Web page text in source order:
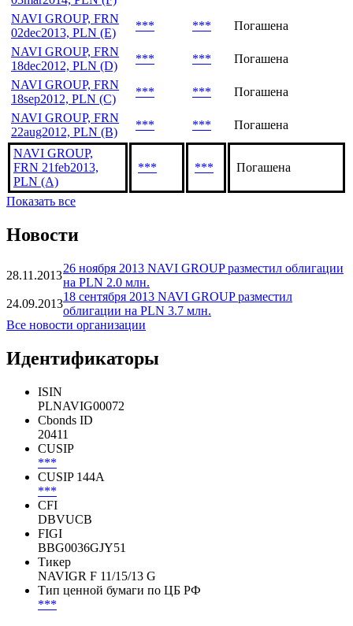
NAVI GROUP, FRN
02dec2013, PLN (E)
*** ***
Погашена
NAVI GROUP, FRN
18dec2012, PLN (D)
*** ***
Погашена
NAVI GROUP, FRN
18sep2012, PLN (C)
*** ***
Погашена
NAVI GROUP, FRN
22aug2012, PLN (B)
*** *** Погашена
NAVI GROUP,
FRN 21feb2013,
PLN (A)
*** *** Погашена
Показать все
Новости
28.11.2013
26 ноября 2013 NAVI GROUP разместил облигации
на PLN 2.0 млн.
24.09.2013
18 сентября 2013 NAVI GROUP разместил
облигации на PLN 3.7 млн.
Все новости организации
Идентификаторы
ISIN
PLNAVIG00072
Cbonds ID
20411
CUSIP
***
CUSIP 144A
***
CFI
DBVUCB
FIGI
BBG0036GJY51
Тикер
NAVIGR F 11/15/13 G
Тип ценной бумаги по ЦБ РФ
***